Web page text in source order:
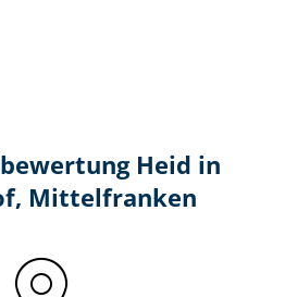
Heid in
Mittelfranken